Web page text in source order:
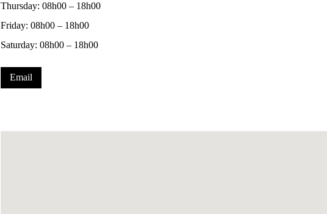
Thursday: 08h00 – 18h00
Friday: 08h00 – 18h00
Saturday: 08h00 – 18h00
Email